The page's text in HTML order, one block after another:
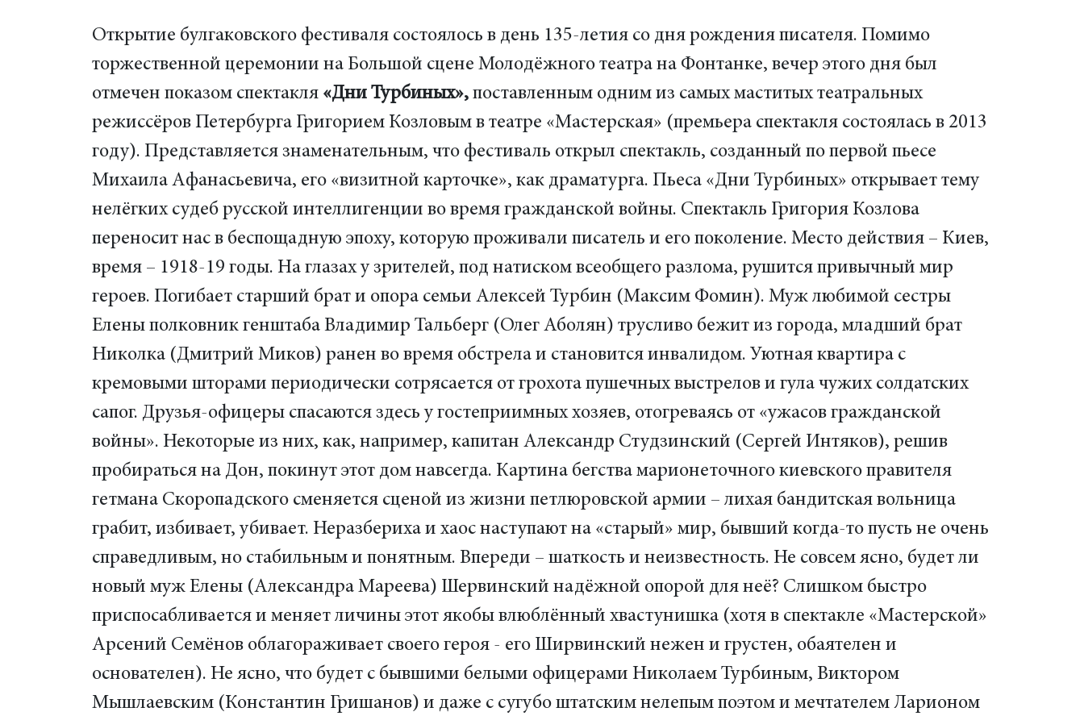
Открытие булгаковского фестиваля состоялось в день 135-летия со дня рождения писателя. Помимо
торжественной церемонии на Большой сцене Молодёжного театра на Фонтанке, вечер этого дня был
отмечен показом спектакля «Дни Турбиных», поставленным одним из самых маститых театральных
режиссёров Петербурга Григорием Козловым в театре «Мастерская» (премьера спектакля состоялась в 2013
году). Представляется знаменательным, что фестиваль открыл спектакль, созданный по первой пьесе
Михаила Афанасьевича, его «визитной карточке», как драматурга. Пьеса «Дни Турбиных» открывает тему
нелёгких судеб русской интеллигенции во время гражданской войны. Спектакль Григория Козлова
переносит нас в беспощадную эпоху, которую проживали писатель и его поколение. Место действия – Киев,
время – 1918-19 годы. На глазах у зрителей, под натиском всеобщего разлома, рушится привычный мир
героев. Погибает старший брат и опора семьи Алексей Турбин (Максим Фомин). Муж любимой сестры
Елены полковник генштаба Владимир Тальберг (Олег Аболян) трусливо бежит из города, младший брат
Николка (Дмитрий Миков) ранен во время обстрела и становится инвалидом. Уютная квартира с
кремовыми шторами периодически сотрясается от грохота пушечных выстрелов и гула чужих солдатских
сапог. Друзья-офицеры спасаются здесь у гостеприимных хозяев, отогреваясь от «ужасов гражданской
войны». Некоторые из них, как, например, капитан Александр Студзинский (Сергей Интяков), решив
пробираться на Дон, покинут этот дом навсегда. Картина бегства марионеточного киевского правителя
гетмана Скоропадского сменяется сценой из жизни петлюровской армии – лихая бандитская вольница
грабит, избивает, убивает. Неразбериха и хаос наступают на «старый» мир, бывший когда-то пусть не очень
справедливым, но стабильным и понятным. Впереди – шаткость и неизвестность. Не совсем ясно, будет ли
новый муж Елены (Александра Мареева) Шервинский надёжной опорой для неё? Слишком быстро
приспосабливается и меняет личины этот якобы влюблённый хвастунишка (хотя в спектакле «Мастерской»
Арсений Семёнов облагораживает своего героя - его Ширвинский нежен и грустен, обаятелен и
основателен). Не ясно, что будет с бывшими белыми офицерами Николаем Турбиным, Виктором
Мышлаевским (Константин Гришанов) и даже с сугубо штатским нелепым поэтом и мечтателем Ларионом